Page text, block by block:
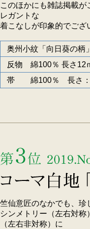
このほかにも雑誌掲載
レガントな
着こなしが印象的でござ
奥州小紋「向日葵の
反物 綿100％ 長さ
帯 綿100％ 長さ：
竺仙意匠のなかでも、珍
シンメトリー（左右対
（左右非対称）に